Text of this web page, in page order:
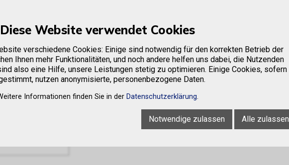
Sortiment Occasionen Vermietung Kontakt Tipps
Diese Website verwendet Cookies
verschiedene Cookies: Einige sind notwendig für den korrekten Betrieb der
Ihnen mehr Funktionalitäten, und noch andere helfen uns dabei, die Nutzenden
also eine Hilfe, unsere Leistungen stetig zu optimieren. Einige Cookies, sofern
nutzen anonymisierte, personenbezogene Daten.
Informationen finden Sie in der Datenschutzerklärung.
Notwendige zulassen Alle zulassen